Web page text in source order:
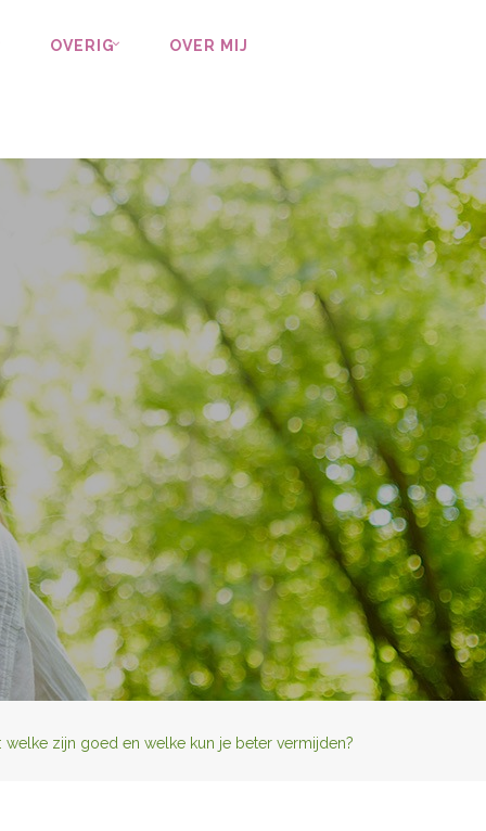
OVERIG OVER MIJ
welke zijn goed en welke kun je beter vermijden?